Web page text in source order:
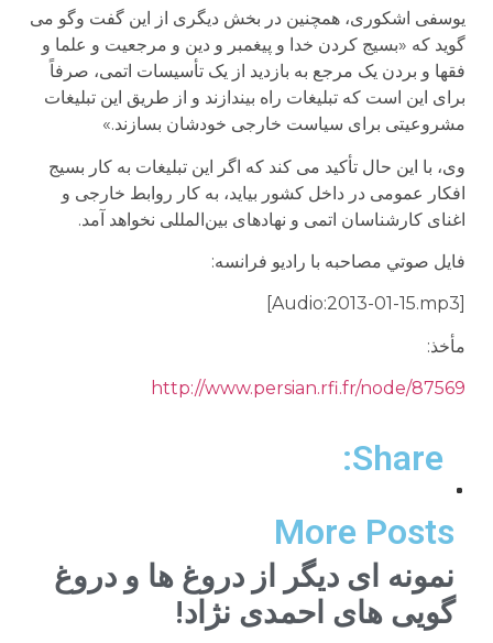
یوسفی اشکوری، همچنین در بخش دیگری از این گفت وگو می
گوید که «بسیج کردن خدا و پیغمبر و دین و مرجعیت و علما و
فقها و بردن یک مرجع به بازدید از یک تأسیسات اتمی، صرفاً
برای این است که تبلیغات راه بیندازند و از طریق این تبلیغات
مشروعیتی برای سیاست خارجی خودشان بسازند.»
وی، با این حال تأکید می کند که اگر این تبلیغات به کار بسیج
افکار عمومی در داخل کشور بیاید، به کار روابط خارجی و
اغنای کارشناسان اتمی و نهادهای بین‌المللی نخواهد آمد.
فايل صوتي مصاحبه با راديو فرانسه:
مأخذ:
http://www.persian.rfi.fr/node/87569
Share:
More Posts
نمونه ای دیگر از دروغ ها و دروغ
گویی های احمدی نژاد!